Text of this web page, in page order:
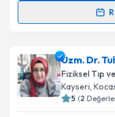
almanız için bir
bilgilendireceğiz.
E-posta Adresiniz
Uzm. Dr.
Fiziksel Tıp
Kayseri,
5 (2